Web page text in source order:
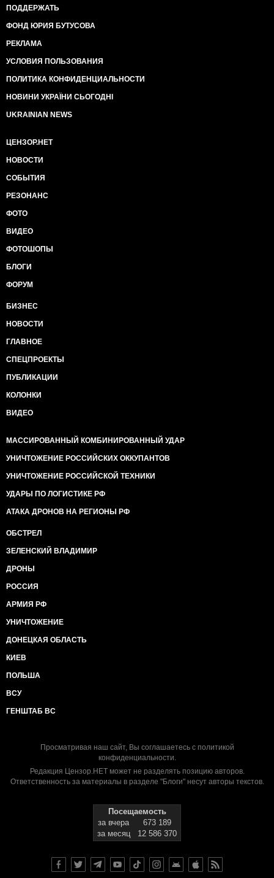
ПОДДЕРЖАТЬ
ФОНД ЮРИЯ БУТУСОВА
РЕКЛАМА
УСЛОВИЯ ПОЛЬЗОВАНИЯ
ПОЛИТИКА КОНФИДЕНЦИАЛЬНОСТИ
НОВИНИ УКРАЇНИ СЬОГОДНІ
UKRAINIAN NEWS
ЦЕНЗОР.НЕТ
НОВОСТИ
СОБЫТИЯ
РЕЗОНАНС
ФОТО
ВИДЕО
ФОТОШОПЫ
БЛОГИ
ФОРУМ
БИЗНЕС
НОВОСТИ
ГЛАВНОЕ
СПЕЦПРОЕКТЫ
ПУБЛИКАЦИИ
КОЛОНКИ
ВИДЕО
МАССИРОВАННЫЙ КОМБИНИРОВАННЫЙ УДАР
УНИЧТОЖЕНИЕ РОССИЙСКИХ ОККУПАНТОВ
УНИЧТОЖЕНИЕ РОССИЙСКОЙ ТЕХНИКИ
УДАРЫ ПО ЛОГИСТИКЕ РФ
АТАКА ДРОНОВ НА РЕГИОНЫ РФ
ОБСТРЕЛ
ЗЕЛЕНСКИЙ ВЛАДИМИР
ДРОНЫ
РОССИЯ
АРМИЯ РФ
УНИЧТОЖЕНИЕ
ДОНЕЦКАЯ ОБЛАСТЬ
КИЕВ
ПОЛЬША
ВСУ
ГЕНШТАБ ВС
Просматривая наш сайт, Вы соглашаетесь с политикой
конфиденциальности.
Редакция Цензор.НЕТ может не разделять позицию авторов.
Ответственность за материалы в разделе "Блоги" несут авторы текстов.
Посещаемость
за вчера
673 189
за месяц
12 586 370